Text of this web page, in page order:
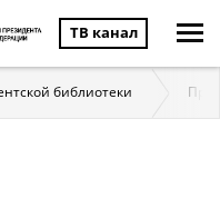
ТВ канал
библиотеки